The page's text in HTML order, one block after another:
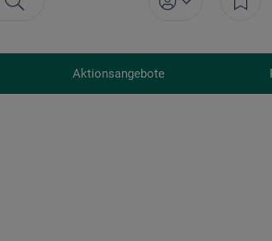
Aktionsangebote